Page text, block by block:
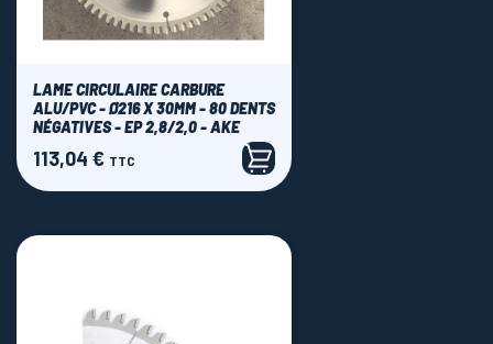
LAME CIRCULAIRE CARBURE
ALU/PVC - Ø216 X 30MM - 80 DENTS
NÉGATIVES - EP 2,8/2,0 - AKE
Prix
113,04 € TTC